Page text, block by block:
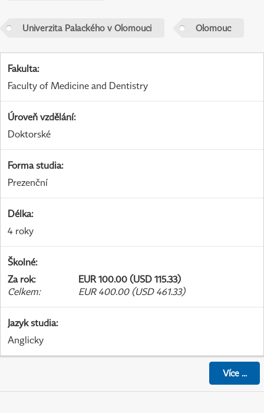
Univerzita Palackého v Olomouci Olomouc
Fakulta:
Faculty of Medicine and Dentistry
Úroveň vzdělání:
Doktorské
Forma studia:
Prezenční
Délka:
4 roky
Školné:
Za rok:
EUR 100.00 (USD 115.33)
Celkem: EUR 400.00 (USD 461.33)
Jazyk studia:
Anglicky
Více...